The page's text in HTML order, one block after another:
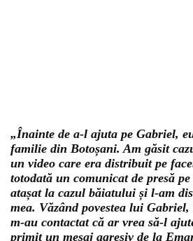
„Înainte de a-l ajuta pe Gabriel,
familie din Botoșani. Am găsit
un video care era distribuit pe
totodată un comunicat de presă
atașat la cazul băiatului și l-am
mea. Văzând povestea lui
m-au contactat că ar vrea să-l
primit un mesaj agresiv de la